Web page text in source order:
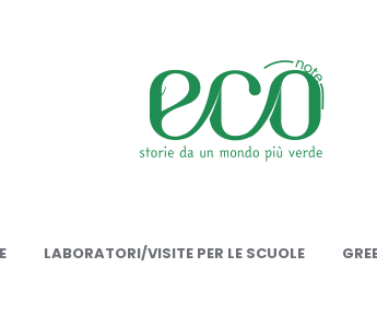
LABORATORI/VISITE PER LE SCUOLE